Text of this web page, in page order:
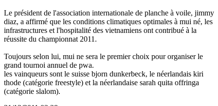
Le président de l'association internationale de planche à voile, jimmy
diaz, a affirmé que les conditions climatiques optimales à mui né, les
infrastructures et l'hospitalité des vietnamiens ont contribué à la
réussite du championnat 2011.
Toujours selon lui, mui ne sera le premier choix pour organiser le
grand tournoi annuel de pwa.
les vainqueurs sont le suisse bjorn dunkerbeck, le néerlandais kiri
thode (catégorie freestyle) et la néerlandaise sarah quita offringa
(catégorie slalom).